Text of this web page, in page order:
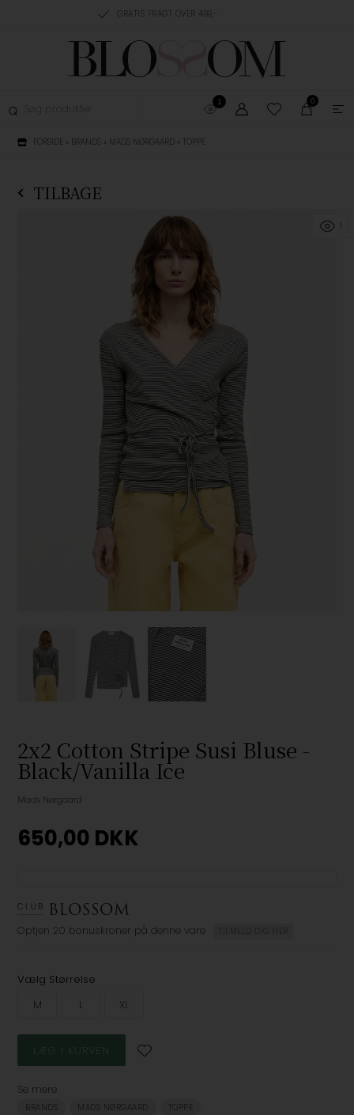
GRATIS FRAGT OVER 499,-
1 0
FORSIDE » BRANDS » MADS NØRGAARD » TOPPE
TILBAGE
2x2 Cotton Stripe Susi Bluse -
Black/Vanilla Ice
Mads Nørgaard
650,00 DKK
Optjen 20 bonuskroner på denne vare TILMELD DIG HER
Vælg Størrelse
M
L XL
Se mere
BRANDS MADS NØRGAARD TOPPE
1